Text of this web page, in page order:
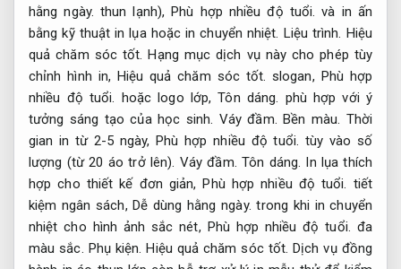
hằng ngày. thun lạnh),Phù hợp nhiều độ tuổi. và in ấn
bằng kỹ thuật in lụa hoặc in chuyển nhiệt. Liệu trình. Hiệu
quả chăm sóc tốt. Hạng mục dịch vụ này cho phép tùy
chỉnh hình in, Hiệu quả chăm sóc tốt. slogan, Phù hợp
nhiều độ tuổi. hoặc logo lớp,Tôn dáng. phù hợp với ý
tưởng sáng tạo của học sinh. Váy đầm. Bền màu. Thời
gian in từ 2-5 ngày,Phù hợp nhiều độ tuổi. tùy vào số
lượng (từ 20 áo trở lên). Váy đầm. Tôn dáng. In lụa thích
hợp cho thiết kế đơn giản,Phù hợp nhiều độ tuổi. tiết
kiệm ngân sách,Dễ dùng hằng ngày. trong khi in chuyển
nhiệt cho hình ảnh sắc nét, Phù hợp nhiều độ tuổi. đa
màu sắc. Phụ kiện. Hiệu quả chăm sóc tốt. Dịch vụ đồng